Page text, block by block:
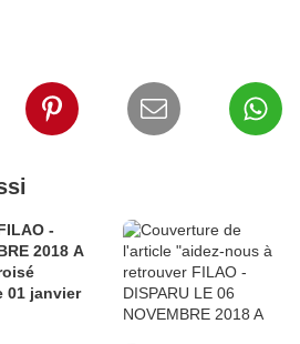
-
2018 A
01 janvier